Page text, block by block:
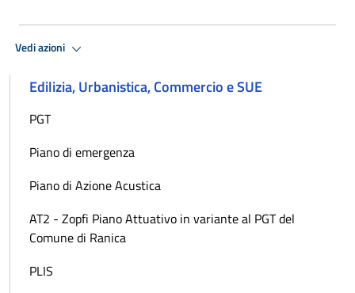
Vedi azioni
Edilizia, Urbanistica, Commercio e SUE
PGT
Piano di emergenza
Piano di Azione Acustica
AT2 - Zopfi Piano Attuativo in variante al PGT del
Comune di Ranica
PLIS